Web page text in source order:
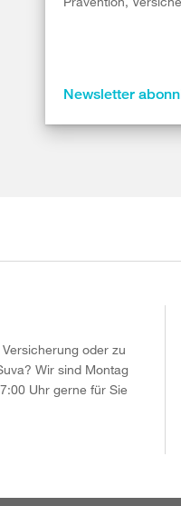
Newsletter
oder zu
Wir sind Montag
Uhr gerne für Sie